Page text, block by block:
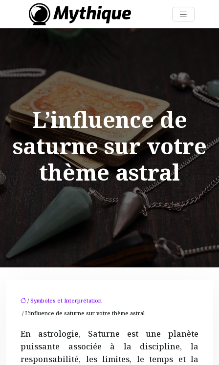
L’influence de
saturne sur votre
thème astral
/ Symboles et Interprétation
/ L’influence de saturne sur votre thème astral
En astrologie, Saturne est une planète
puissante associée à la discipline, la
responsabilité, les limites, le temps et la